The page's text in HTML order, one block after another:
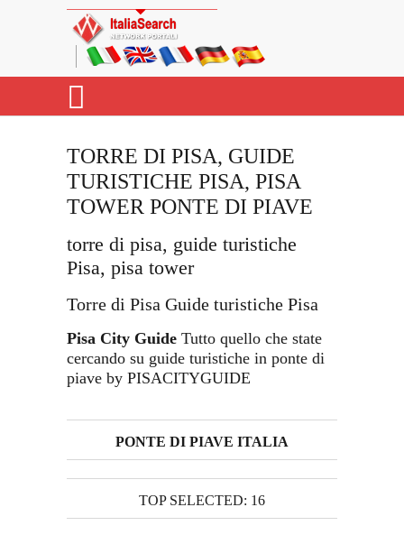
TORRE DI PISA, GUIDE
TURISTICHE PISA, PISA
TOWER PONTE DI PIAVE
torre di pisa, guide turistiche
Pisa, pisa tower
Torre di Pisa Guide turistiche Pisa
Pisa City Guide Tutto quello che state
cercando su guide turistiche in ponte di
piave by PISACITYGUIDE
PONTE DI PIAVE ITALIA
TOP SELECTED: 16